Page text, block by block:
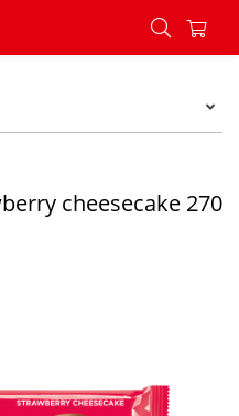
strawberry cheesecake 270 g -
cheesecake 270